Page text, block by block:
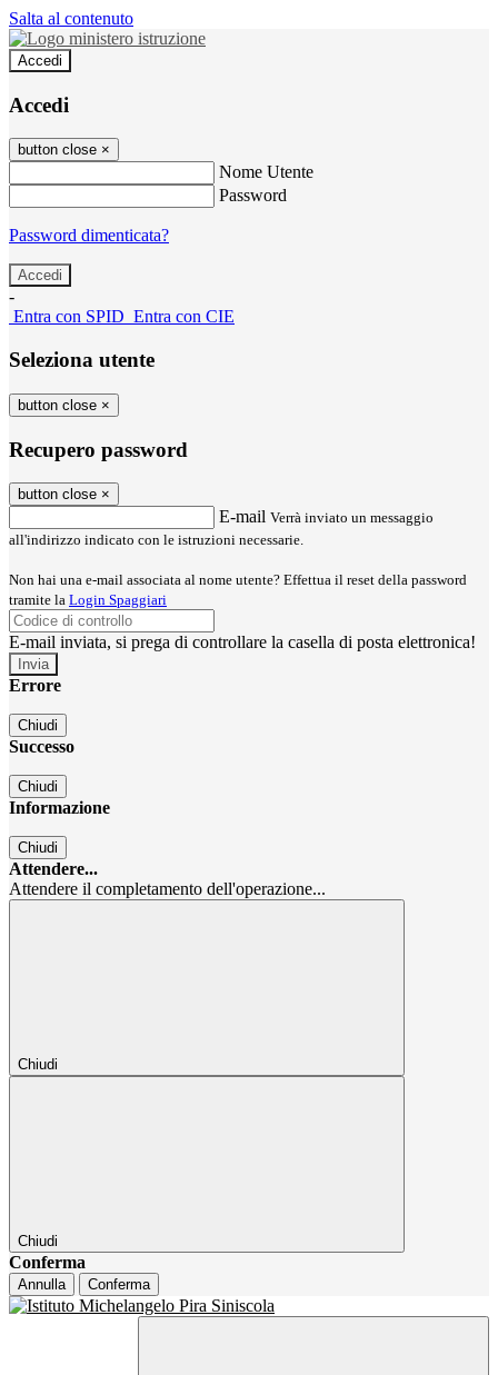
Salta al contenuto
Accedi
Accedi
button close ×
Nome Utente
Password
Password dimenticata?
-
Entra con SPID Entra con CIE
Seleziona utente
button close ×
Recupero password
button close ×
E-mail Verrà inviato un messaggio
all'indirizzo indicato con le istruzioni necessarie.
Non hai una e-mail associata al nome utente? Effettua il reset della password
tramite la Login Spaggiari
E-mail inviata, si prega di controllare la casella di posta elettronica!
Errore
Chiudi
Successo
Chiudi
Informazione
Chiudi
Attendere...
Attendere il completamento dell'operazione...
Chiudi
Chiudi
Conferma
Annulla Conferma